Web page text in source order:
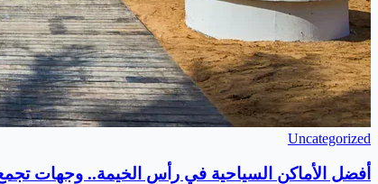
Uncategorized
أفضل الأماكن السياحية في رأس الخيمة.. وجهات تجمع